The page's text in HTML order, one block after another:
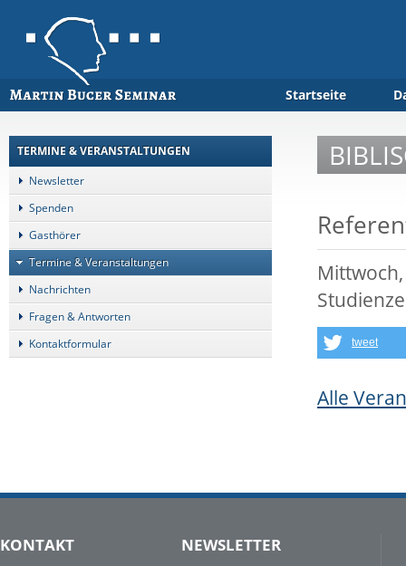
Startseite
TERMINE & VERANSTALTUNGEN
Newsletter
Spenden
Gasthörer
Termine & Veranstaltungen
Nachrichten
Fragen & Antworten
Kontaktformular
tweet
Alle
KONTAKT NEWSLETTER